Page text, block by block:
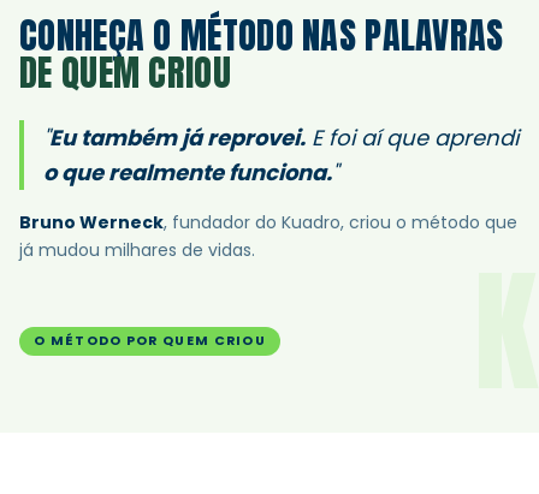
CONHEÇA O MÉTODO NAS PALAVRAS
DE QUEM CRIOU
"Eu também já reprovei. E foi aí que aprendi
o que realmente funciona."
Bruno Werneck, fundador do Kuadro, criou o método que
já mudou milhares de vidas.
O MÉTODO POR QUEM CRIOU